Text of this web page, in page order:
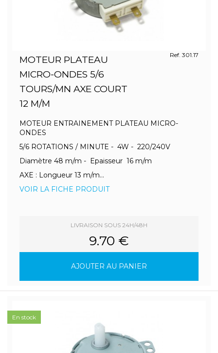
MOTEUR PLATEAU
MICRO-ONDES 5/6
TOURS/MN AXE COURT
12 M/M
Ref. 301.17
MOTEUR ENTRAINEMENT PLATEAU MICRO-
ONDES
5/6 ROTATIONS / MINUTE - 4W - 220/240V
Diamètre 48 m/m - Epaisseur 16 m/m
AXE : Longueur 13 m/m...
VOIR LA FICHE PRODUIT
LIVRAISON SOUS 24H/48H
9.70 €
AJOUTER AU PANIER
En stock